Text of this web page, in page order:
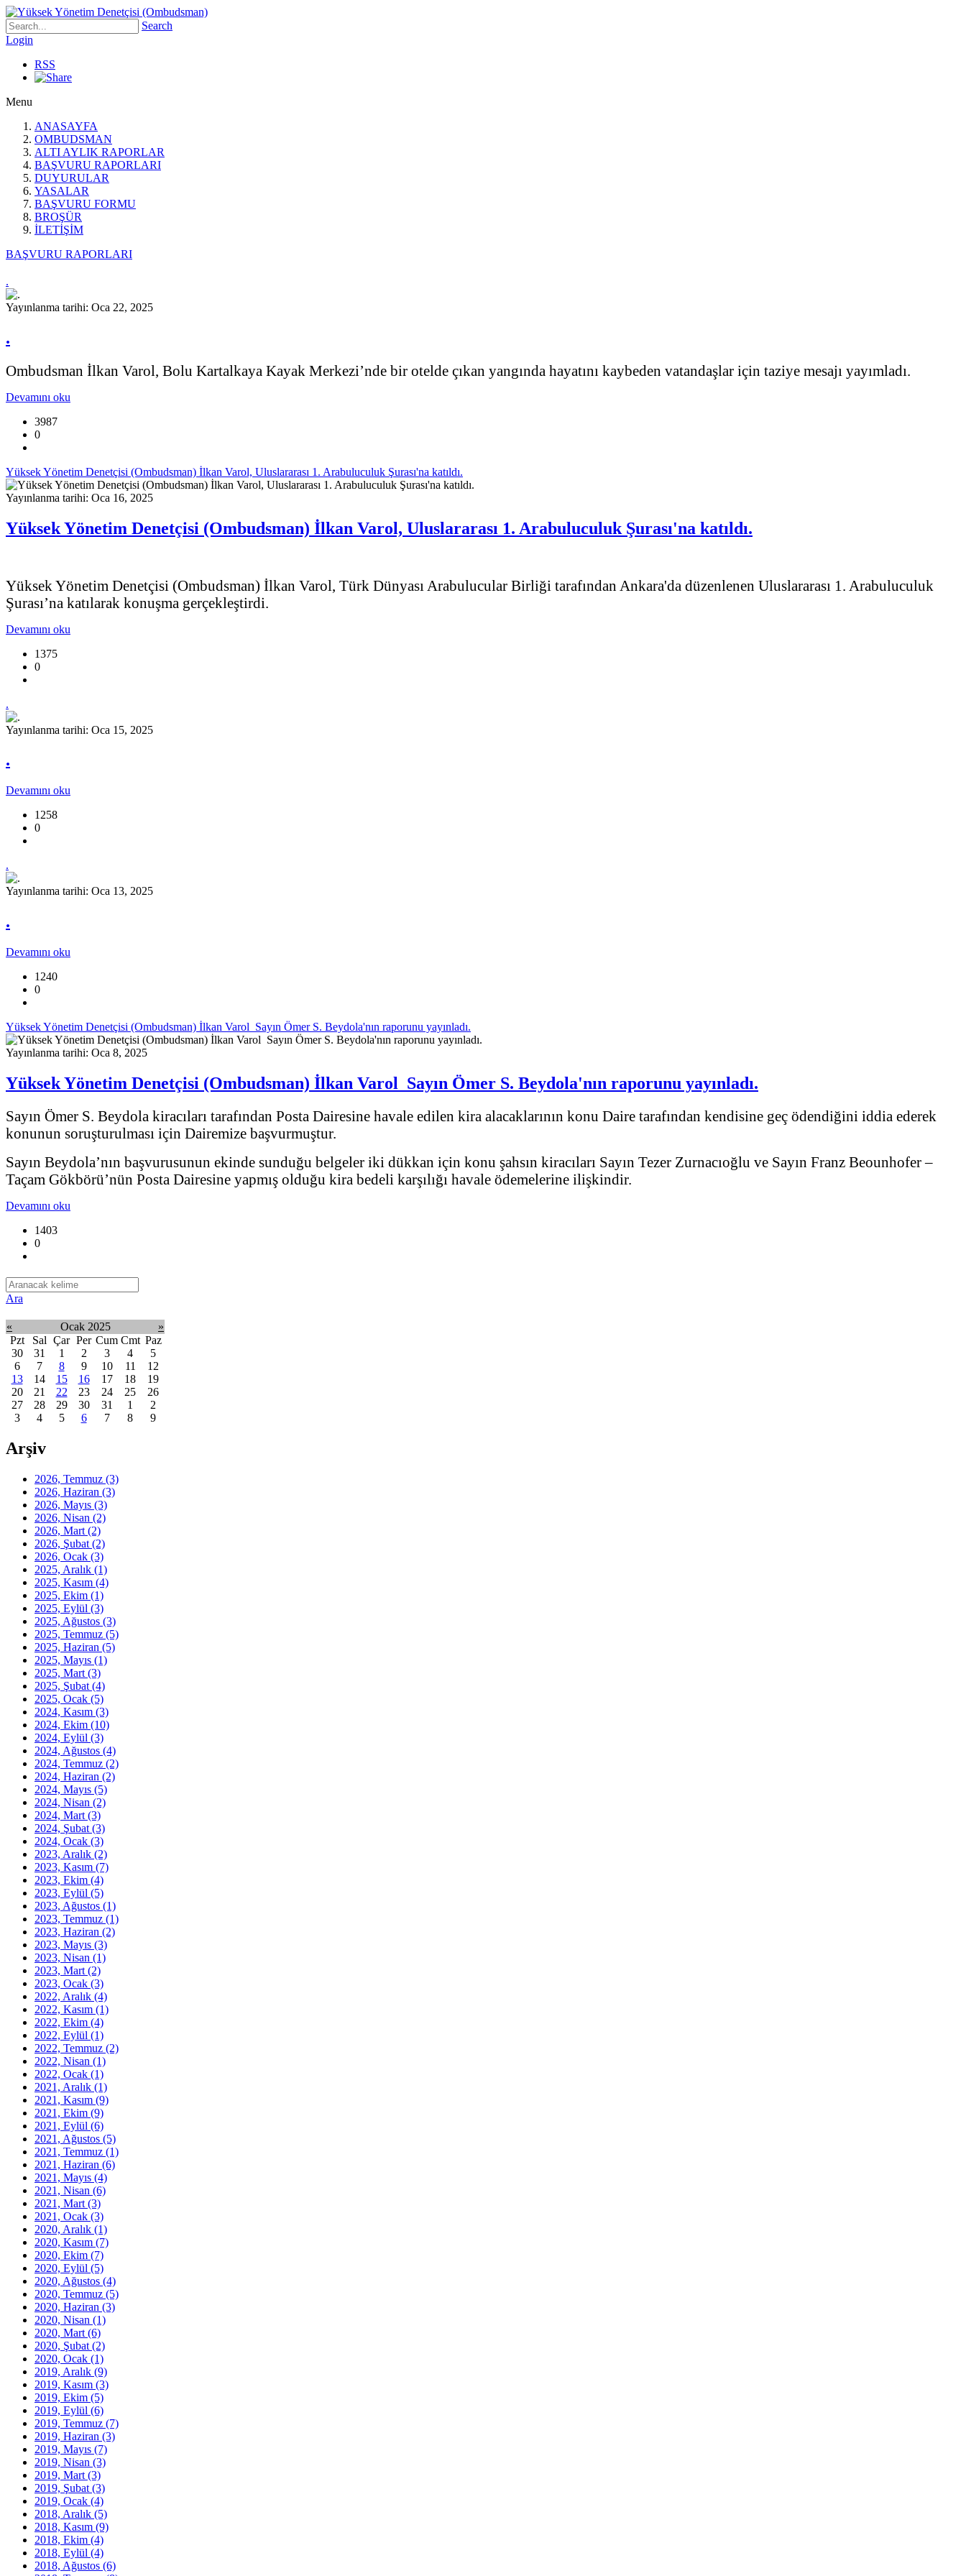
Search
Login
RSS
Menu
ANASAYFA
OMBUDSMAN
ALTI AYLIK RAPORLAR
BAŞVURU RAPORLARI
DUYURULAR
YASALAR
BAŞVURU FORMU
BROŞÜR
İLETİŞİM
BAŞVURU RAPORLARI
.
Yayınlanma tarihi: Oca 22, 2025
.
Ombudsman İlkan Varol, Bolu Kartalkaya Kayak Merkezi’nde bir otelde çıkan yangında hayatını kaybeden vatandaşlar için taziye mesajı yayımladı.
Devamını oku
3987
0
Yüksek Yönetim Denetçisi (Ombudsman) İlkan Varol, Uluslararası 1. Arabuluculuk Şurası'na katıldı.
Yayınlanma tarihi: Oca 16, 2025
Yüksek Yönetim Denetçisi (Ombudsman) İlkan Varol, Uluslararası 1. Arabuluculuk Şurası'na katıldı.
Yüksek Yönetim Denetçisi (Ombudsman) İlkan Varol, Türk Dünyası Arabulucular Birliği tarafından Ankara'da düzenlenen Uluslararası 1. Arabuluculuk
Şurası’na katılarak konuşma gerçekleştirdi.
Devamını oku
1375
0
.
Yayınlanma tarihi: Oca 15, 2025
.
Devamını oku
1258
0
.
Yayınlanma tarihi: Oca 13, 2025
.
Devamını oku
1240
0
Yüksek Yönetim Denetçisi (Ombudsman) İlkan Varol Sayın Ömer S. Beydola'nın raporunu yayınladı.
Yayınlanma tarihi: Oca 8, 2025
Yüksek Yönetim Denetçisi (Ombudsman) İlkan Varol Sayın Ömer S. Beydola'nın raporunu yayınladı.
Sayın Ömer S. Beydola kiracıları tarafından Posta Dairesine havale edilen kira alacaklarının konu Daire tarafından kendisine geç ödendiğini iddia ederek
konunun soruşturulması için Dairemize başvurmuştur.
Sayın Beydola’nın başvurusunun ekinde sunduğu belgeler iki dükkan için konu şahsın kiracıları Sayın Tezer Zurnacıoğlu ve Sayın Franz Beounhofer –
Taçam Gökbörü’nün Posta Dairesine yapmış olduğu kira bedeli karşılığı havale ödemelerine ilişkindir.
Devamını oku
1403
0
Ara
« Ocak 2025
»
Pzt
Sal Çar Per Cum Cmt Paz
30
31 1 2 3 4
5
6
7 8 9 10 11
12
13
14 15 16 17 18
19
20
21 22 23 24 25
26
27
28 29 30 31 1
2
3
4 5 6 7 8 9
Arşiv
2026, Temmuz (3)
2026, Haziran (3)
2026, Mayıs (3)
2026, Nisan (2)
2026, Mart (2)
2026, Şubat (2)
2026, Ocak (3)
2025, Aralık (1)
2025, Kasım (4)
2025, Ekim (1)
2025, Eylül (3)
2025, Ağustos (3)
2025, Temmuz (5)
2025, Haziran (5)
2025, Mayıs (1)
2025, Mart (3)
2025, Şubat (4)
2025, Ocak (5)
2024, Kasım (3)
2024, Ekim (10)
2024, Eylül (3)
2024, Ağustos (4)
2024, Temmuz (2)
2024, Haziran (2)
2024, Mayıs (5)
2024, Nisan (2)
2024, Mart (3)
2024, Şubat (3)
2024, Ocak (3)
2023, Aralık (2)
2023, Kasım (7)
2023, Ekim (4)
2023, Eylül (5)
2023, Ağustos (1)
2023, Temmuz (1)
2023, Haziran (2)
2023, Mayıs (3)
2023, Nisan (1)
2023, Mart (2)
2023, Ocak (3)
2022, Aralık (4)
2022, Kasım (1)
2022, Ekim (4)
2022, Eylül (1)
2022, Temmuz (2)
2022, Nisan (1)
2022, Ocak (1)
2021, Aralık (1)
2021, Kasım (9)
2021, Ekim (9)
2021, Eylül (6)
2021, Ağustos (5)
2021, Temmuz (1)
2021, Haziran (6)
2021, Mayıs (4)
2021, Nisan (6)
2021, Mart (3)
2021, Ocak (3)
2020, Aralık (1)
2020, Kasım (7)
2020, Ekim (7)
2020, Eylül (5)
2020, Ağustos (4)
2020, Temmuz (5)
2020, Haziran (3)
2020, Nisan (1)
2020, Mart (6)
2020, Şubat (2)
2020, Ocak (1)
2019, Aralık (9)
2019, Kasım (3)
2019, Ekim (5)
2019, Eylül (6)
2019, Temmuz (7)
2019, Haziran (3)
2019, Mayıs (7)
2019, Nisan (3)
2019, Mart (3)
2019, Şubat (3)
2019, Ocak (4)
2018, Aralık (5)
2018, Kasım (9)
2018, Ekim (4)
2018, Eylül (4)
2018, Ağustos (6)